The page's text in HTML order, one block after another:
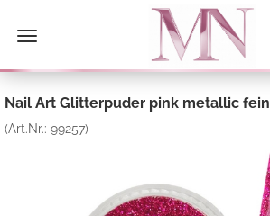
Nail Art Glitterpuder pink metallic fein
(Art.Nr.: 99257)